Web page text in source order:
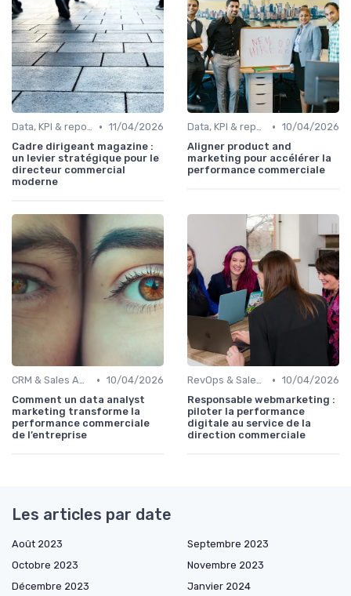
Data, KPI & reporting commercial • 11/04/2026
Cadre dirigeant magazine :
un levier stratégique pour le
directeur commercial
moderne
Data, KPI & reporting commercial • 10/04/2026
Aligner product and
marketing pour accélérer la
performance commerciale
CRM & Sales Automation • 10/04/2026
Comment un data analyst
marketing transforme la
performance commerciale
de l’entreprise
RevOps & Sales Ops • 10/04/2026
Responsable webmarketing :
piloter la performance
digitale au service de la
direction commerciale
Les articles par date
Août 2023
Septembre 2023
Octobre 2023
Novembre 2023
Décembre 2023
Janvier 2024